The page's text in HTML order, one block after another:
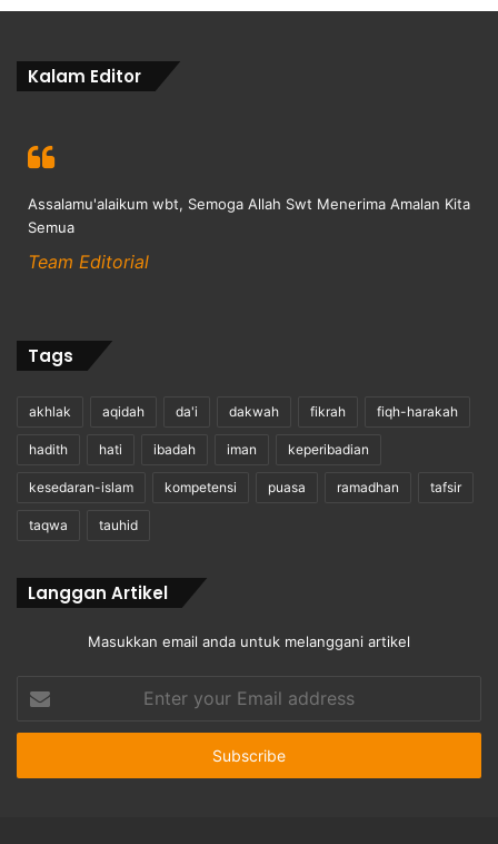
Kalam Editor
Assalamu'alaikum wbt, Semoga Allah Swt Menerima Amalan Kita
Semua
Team Editorial
Tags
akhlak aqidah da'i dakwah fikrah fiqh-harakah
hadith hati ibadah iman keperibadian
kesedaran-islam kompetensi puasa ramadhan tafsir
taqwa tauhid
Langgan Artikel
Masukkan email anda untuk melanggani artikel
your
Email